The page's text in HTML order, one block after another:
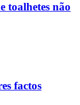
toalhetes não
factos